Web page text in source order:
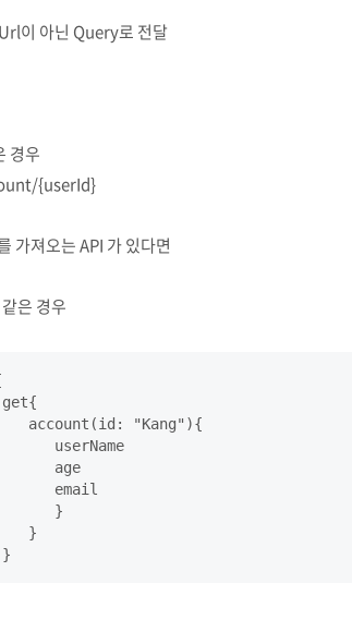
이 아닌 Query로 전달
경우
{userId}
가져오는 API 가 있다면
은 경우
account(id: "Kang"){
userName
age
email
}
}